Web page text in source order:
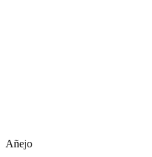
Añejo